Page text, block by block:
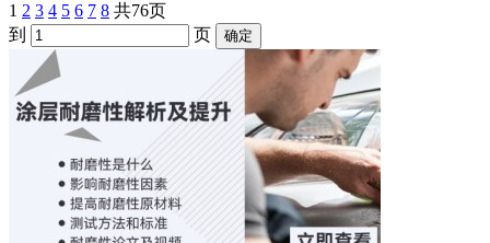
1 2 3 4 5 6 7 8 共76页
到
页